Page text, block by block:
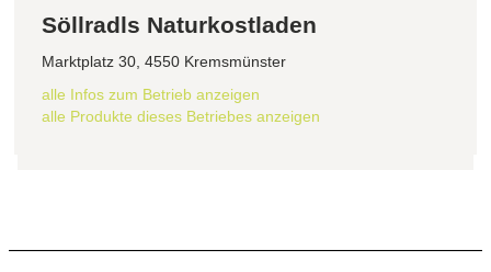
Söllradls Naturkostladen
Marktplatz 30, 4550 Kremsmünster
alle Infos zum Betrieb anzeigen
alle Produkte dieses Betriebes anzeigen